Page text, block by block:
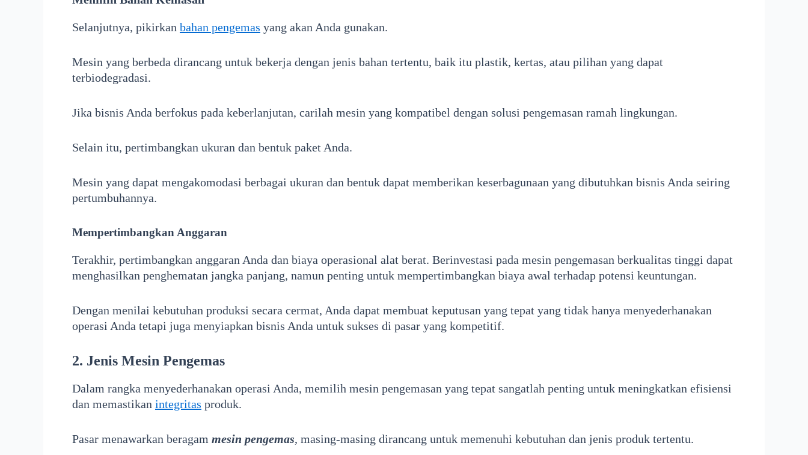
Selanjutnya, pikirkan bahan pengemas yang akan Anda gunakan.
Mesin yang berbeda dirancang untuk bekerja dengan jenis bahan tertentu, baik itu plastik, kertas, atau pilihan yang dapat
terbiodegradasi.
Jika bisnis Anda berfokus pada keberlanjutan, carilah mesin yang kompatibel dengan solusi pengemasan ramah lingkungan.
Selain itu, pertimbangkan ukuran dan bentuk paket Anda.
Mesin yang dapat mengakomodasi berbagai ukuran dan bentuk dapat memberikan keserbagunaan yang dibutuhkan bisnis Anda seiring
pertumbuhannya.
Mempertimbangkan Anggaran
Terakhir, pertimbangkan anggaran Anda dan biaya operasional alat berat. Berinvestasi pada mesin pengemasan berkualitas tinggi dapat
menghasilkan penghematan jangka panjang, namun penting untuk mempertimbangkan biaya awal terhadap potensi keuntungan.
Dengan menilai kebutuhan produksi secara cermat, Anda dapat membuat keputusan yang tepat yang tidak hanya menyederhanakan
operasi Anda tetapi juga menyiapkan bisnis Anda untuk sukses di pasar yang kompetitif.
2. Jenis Mesin Pengemas
Dalam rangka menyederhanakan operasi Anda, memilih mesin pengemasan yang tepat sangatlah penting untuk meningkatkan efisiensi
dan memastikan integritas produk.
Pasar menawarkan beragam mesin pengemas, masing-masing dirancang untuk memenuhi kebutuhan dan jenis produk tertentu.